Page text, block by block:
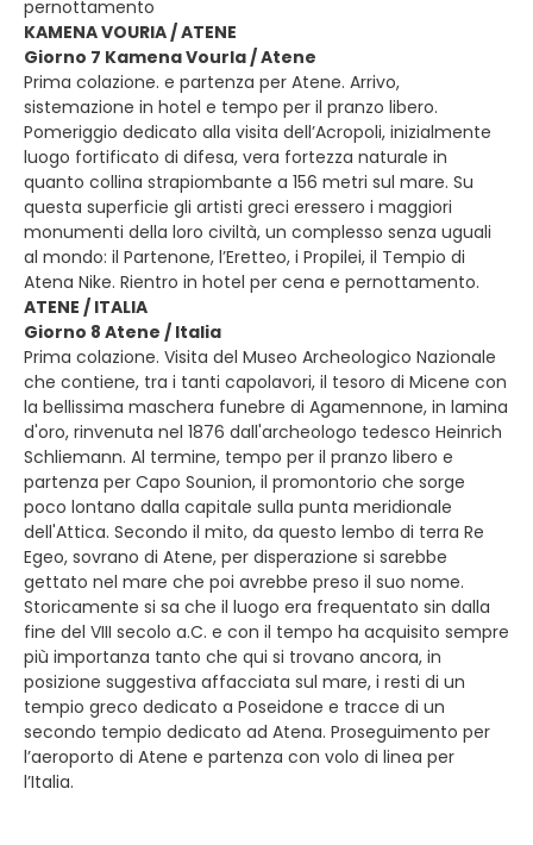
pernottamento
KAMENA VOURIA / ATENE
Giorno 7 Kamena Vourla / Atene
Prima colazione. e partenza per Atene. Arrivo,
sistemazione in hotel e tempo per il pranzo libero.
Pomeriggio dedicato alla visita dell’Acropoli, inizialmente
luogo fortificato di difesa, vera fortezza naturale in
quanto collina strapiombante a 156 metri sul mare. Su
questa superficie gli artisti greci eressero i maggiori
monumenti della loro civiltà, un complesso senza uguali
al mondo: il Partenone, l’Eretteo, i Propilei, il Tempio di
Atena Nike. Rientro in hotel per cena e pernottamento.
ATENE / ITALIA
Giorno 8 Atene / Italia
Prima colazione. Visita del Museo Archeologico Nazionale
che contiene, tra i tanti capolavori, il tesoro di Micene con
la bellissima maschera funebre di Agamennone, in lamina
d'oro, rinvenuta nel 1876 dall'archeologo tedesco Heinrich
Schliemann. Al termine, tempo per il pranzo libero e
partenza per Capo Sounion, il promontorio che sorge
poco lontano dalla capitale sulla punta meridionale
dell'Attica. Secondo il mito, da questo lembo di terra Re
Egeo, sovrano di Atene, per disperazione si sarebbe
gettato nel mare che poi avrebbe preso il suo nome.
Storicamente si sa che il luogo era frequentato sin dalla
fine del VIII secolo a.C. e con il tempo ha acquisito sempre
più importanza tanto che qui si trovano ancora, in
posizione suggestiva affacciata sul mare, i resti di un
tempio greco dedicato a Poseidone e tracce di un
secondo tempio dedicato ad Atena. Proseguimento per
l’aeroporto di Atene e partenza con volo di linea per
l’Italia.